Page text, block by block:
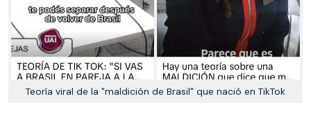
Teoría viral de la "maldición de Brasil" que nació en TikTok